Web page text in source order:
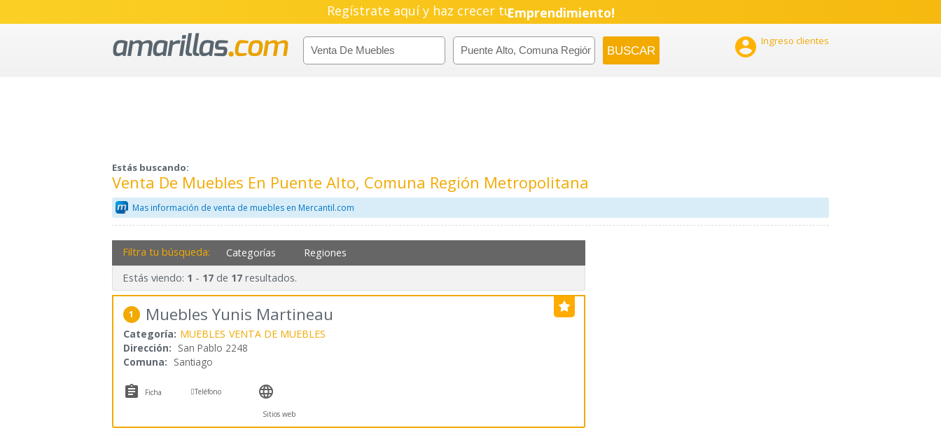
Regístrate aquí y haz crecer tuPyme!
Emprendimiento!
 Ingreso clientes
Estás buscando:
Venta De Muebles En Puente Alto, Comuna Región Metropolitana
Mas información de venta de muebles en Mercantil.com
Filtra tu búsqueda: Categorías Regiones
Estás viendo: 1 - 17de 17resultados.
1 Muebles Yunis Martineau
Categoría: MUEBLES VENTA DE MUEBLES
Dirección: San Pablo 2248
Comuna: Santiago
 Ficha Teléfono 
Sitios web